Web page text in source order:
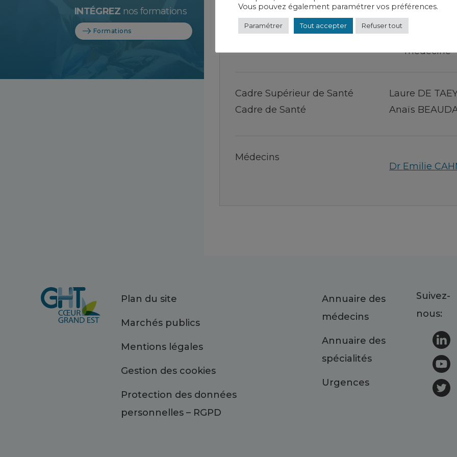
INTÉGREZ nos formations
Formations
Consultations 03 25 56
médecine-
Cadre Supérieur de Santé
Laure DE
Cadre de Santé
Anaïs
Médecins
Dr Emilie
Plan du site
Marchés publics
Mentions légales
Gestion des cookies
Protection des données
personnelles – RGPD
Annuaire des
médecins
Annuaire des
spécialités
Urgences
Suivez-
nous:
Vous pouvez également paramétrer vos préférences.
Paramétrer Tout accepter Refuser tout